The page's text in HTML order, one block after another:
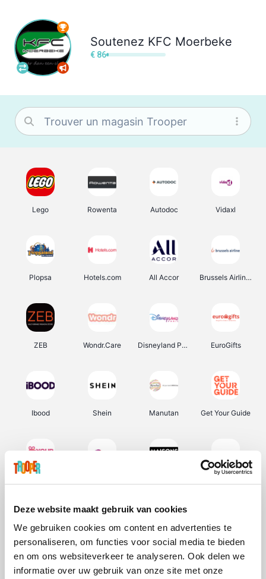
Deze website maakt gebruik van cookies
We gebruiken cookies om content en advertenties te
personaliseren, om functies voor social media te bieden
en om ons websiteverkeer te analyseren. Ook delen we
informatie over uw gebruik van onze site met onze
Soutenez KFC Moerbeke
€ 86
Lego Rowenta Autodoc Vidaxl
Plopsa Hotels.com All Accor Brussels Airlines
ZEB Wondr.Care Disneyland Paris EuroGifts
Ibood Shein Manutan Get Your Guide